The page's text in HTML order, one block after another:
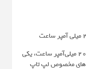
پاوربانک کلومن مدل KP-20 با ظرفیت ۲۰۰۰۰ میلی‌آمپر ساعت، یکی
مخصوص لپ تاپ